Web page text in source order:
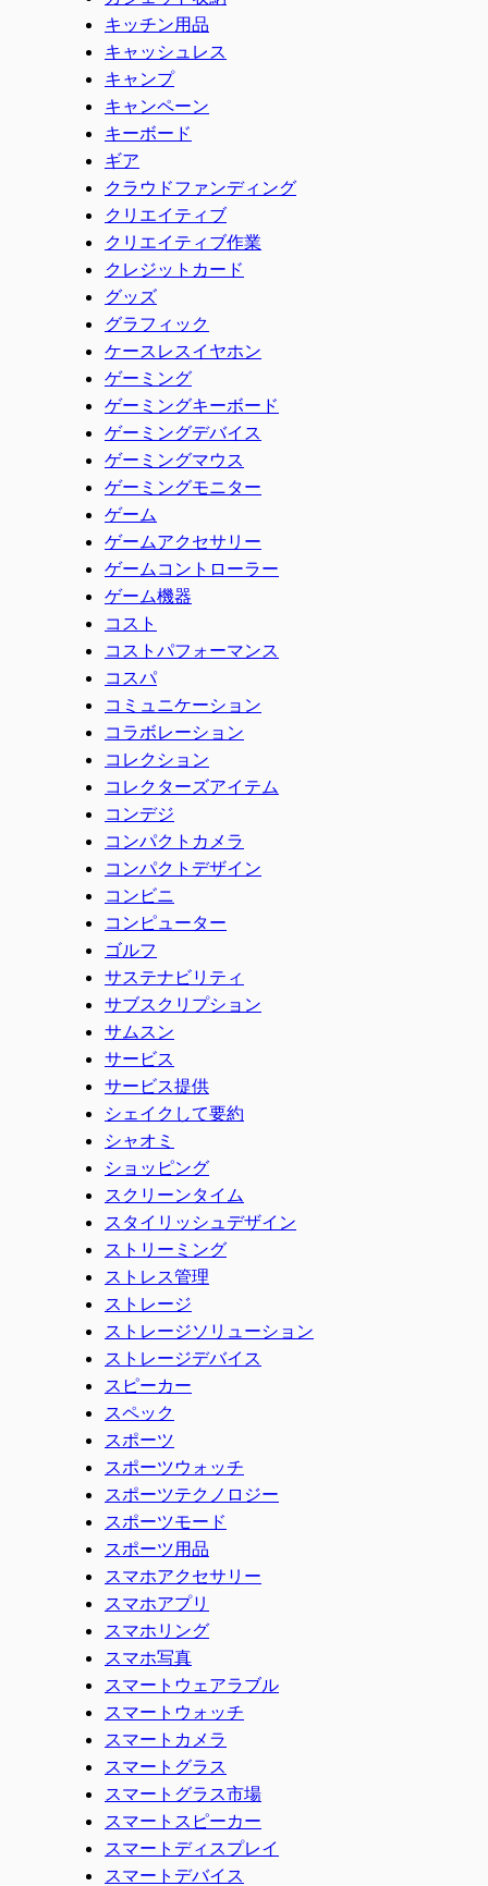
キッチン用品
キャッシュレス
キャンプ
キャンペーン
キーボード
ギア
クラウドファンディング
クリエイティブ
クリエイティブ作業
クレジットカード
グッズ
グラフィック
ケースレスイヤホン
ゲーミング
ゲーミングキーボード
ゲーミングデバイス
ゲーミングマウス
ゲーミングモニター
ゲーム
ゲームアクセサリー
ゲームコントローラー
ゲーム機器
コスト
コストパフォーマンス
コスパ
コミュニケーション
コラボレーション
コレクション
コレクターズアイテム
コンデジ
コンパクトカメラ
コンパクトデザイン
コンビニ
コンピューター
ゴルフ
サステナビリティ
サブスクリプション
サムスン
サービス
サービス提供
シェイクして要約
シャオミ
ショッピング
スクリーンタイム
スタイリッシュデザイン
ストリーミング
ストレス管理
ストレージ
ストレージソリューション
ストレージデバイス
スピーカー
スペック
スポーツ
スポーツウォッチ
スポーツテクノロジー
スポーツモード
スポーツ用品
スマホアクセサリー
スマホアプリ
スマホリング
スマホ写真
スマートウェアラブル
スマートウォッチ
スマートカメラ
スマートグラス
スマートグラス市場
スマートスピーカー
スマートディスプレイ
スマートデバイス